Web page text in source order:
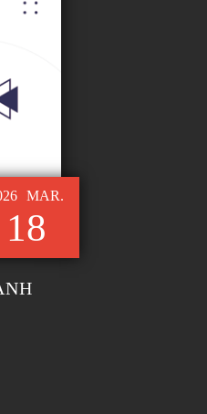
MAR.
18